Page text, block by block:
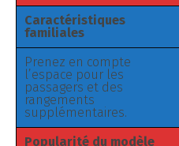
Caractéristiques
familiales
Prenez en compte
l’espace pour les
passagers et des
rangements
supplémentaires.
Popularité du modèle